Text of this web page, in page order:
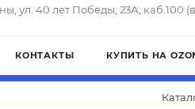
ул. 40 лет Победы, 23А, каб.100
КОНТАКТЫ КУПИТЬ НА